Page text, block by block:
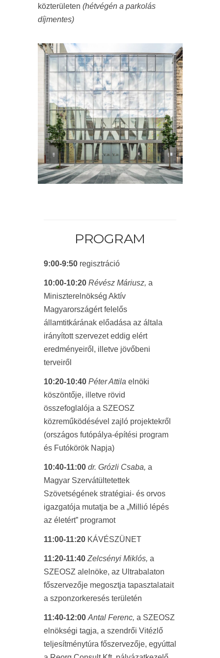
közterületen (hétvégén a parkolás
díjmentes)
PROGRAM
9:00-9:50 regisztráció
10:00-10:20 Révész Máriusz, a
Miniszterelnökség Aktív
Magyarországért felelős
államtitkárának előadása az általa
irányított szervezet eddig elért
eredményeiről, illetve jövőbeni
terveiről
10:20-10:40 Péter Attila elnöki
köszöntője, illetve rövid
összefoglalója a SZEOSZ
közreműködésével zajló projektekről
(országos futópálya-építési program
és Futókörök Napja)
10:40-11:00 dr. Grózli Csaba, a
Magyar Szervátültetettek
Szövetségének stratégiai- és orvos
igazgatója mutatja be a „Millió lépés
az életért” programot
11:00-11:20 KÁVÉSZÜNET
11:20-11:40 Zelcsényi Miklós, a
SZEOSZ alelnöke, az Ultrabalaton
főszervezője megosztja tapasztalatait
a szponzorkeresés területén
11:40-12:00 Antal Ferenc, a SZEOSZ
elnökségi tagja, a szendrői Vitézlő
teljesítménytúra főszervezője, egyúttal